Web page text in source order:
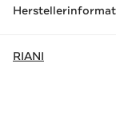
RIANI